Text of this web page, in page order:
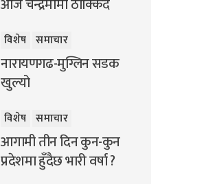
आज चन्द्रमामा ठोक्किँदै
विशेष समाचार
नारायणगढ-मुग्लिन सडक
खुल्यो
विशेष समाचार
आगामी तीन दिन कुन-कुन
प्रदेशमा हुँदैछ भारी वर्षा ?